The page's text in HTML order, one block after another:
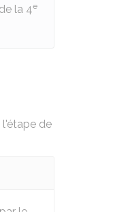
la 4e
l'étape de